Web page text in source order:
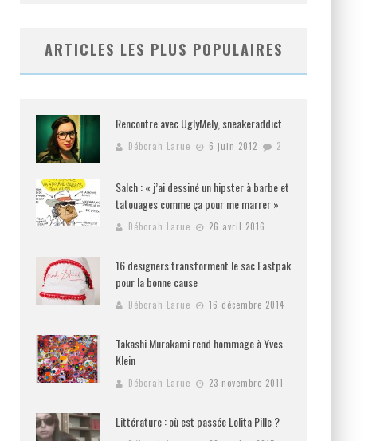
ARTICLES LES PLUS POPULAIRES
Rencontre avec UglyMely, sneakeraddict
Déborah Larue 6 juin 2012 2
Salch : « j’ai dessiné un hipster à barbe et
tatouages comme ça pour me marrer »
Déborah Larue 26 avril 2016
16 designers transforment le sac Eastpak
pour la bonne cause
Déborah Larue 16 décembre 2014
Takashi Murakami rend hommage à Yves
Klein
Déborah Larue 23 novembre 2011
Littérature : où est passée Lolita Pille ?